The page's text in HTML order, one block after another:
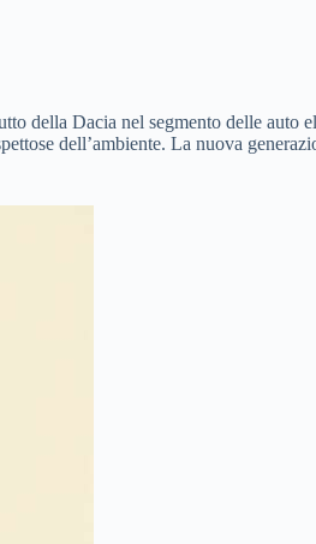
della Dacia nel segmento delle auto
dell’ambiente. La nuova